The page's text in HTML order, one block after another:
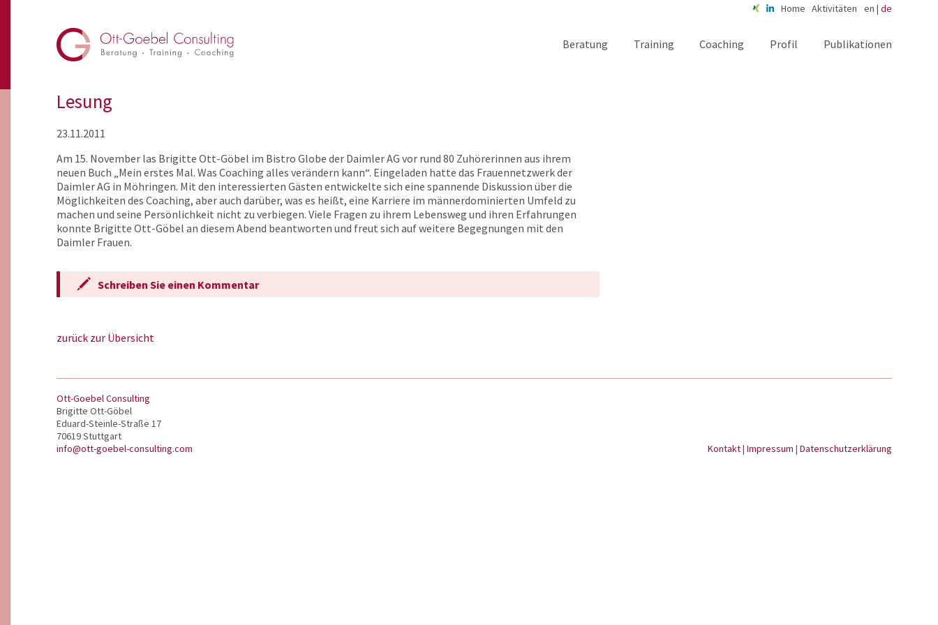
Home Aktivitäten en | de
Beratung Training Coaching Profil Publikationen
Lesung
23.11.2011
Am 15. November las Brigitte Ott-Göbel im Bistro Globe der Daimler AG vor rund 80 Zuhörerinnen aus ihrem
neuen Buch „Mein erstes Mal. Was Coaching alles verändern kann“. Eingeladen hatte das Frauennetzwerk der
Daimler AG in Möhringen. Mit den interessierten Gästen entwickelte sich eine spannende Diskussion über die
Möglichkeiten des Coaching, aber auch darüber, was es heißt, eine Karriere im männerdominierten Umfeld zu
machen und seine Persönlichkeit nicht zu verbiegen. Viele Fragen zu ihrem Lebensweg und ihren Erfahrungen
konnte Brigitte Ott-Göbel an diesem Abend beantworten und freut sich auf weitere Begegnungen mit den
Daimler Frauen.
Schreiben Sie einen Kommentar
zurück zur Übersicht
Ott-Goebel Consulting
Brigitte Ott-Göbel
Eduard-Steinle-Straße 17
70619 Stuttgart
info@ott-goebel-consulting.com
Kontakt| Impressum | Datenschutzerklärung